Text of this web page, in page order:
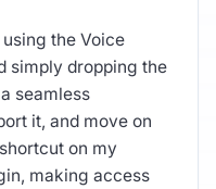
the Voice
simply dropping the
seamless
it, and move on
on my
making access